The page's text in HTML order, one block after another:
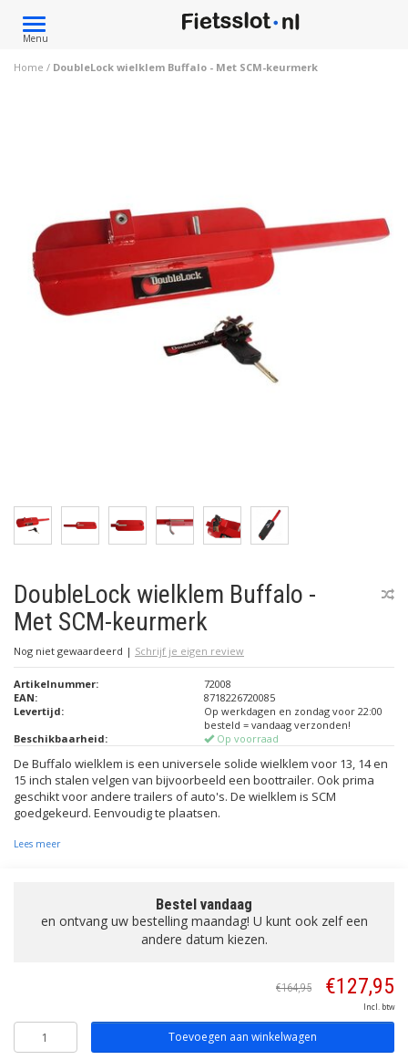
Toggle
navigation
Menu
Home / DoubleLock wielklem Buffalo - Met SCM-keurmerk
DoubleLock wielklem Buffalo -
Met SCM-keurmerk
Nog niet gewaardeerd | Schrijf je eigen review
Artikelnummer:
72008
EAN:
8718226720085
Levertijd:
Op werkdagen en zondag voor 22:00
besteld = vandaag verzonden!
Beschikbaarheid:
Op voorraad
De Buffalo wielklem is een universele solide wielklem voor 13, 14 en
15 inch stalen velgen van bijvoorbeeld een boottrailer. Ook prima
geschikt voor andere trailers of auto's. De wielklem is SCM
goedgekeurd. Eenvoudig te plaatsen.
Lees meer
Bestel vandaag
en ontvang uw bestelling maandag! U kunt ook zelf een
andere datum kiezen.
€164,95 €127,95
Incl. btw
Toevoegen aan winkelwagen